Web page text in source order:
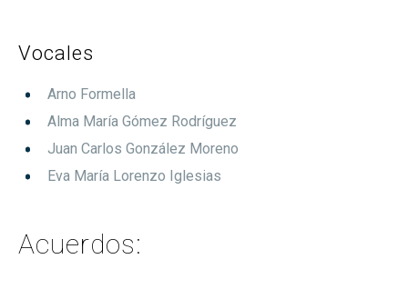
Vocales
Arno Formella
Alma María Gómez Rodríguez
Juan Carlos González Moreno
Eva María Lorenzo Iglesias
Acuerdos: